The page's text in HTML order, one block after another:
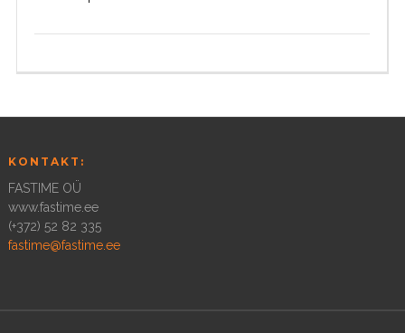
KONTAKT:
FASTIME OÜ
www.fastime.ee
(+372) 52 82 335
fastime@fastime.ee